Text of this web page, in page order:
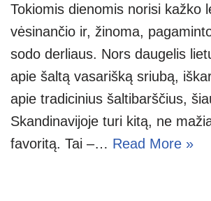
Tokiomis dienomis norisi kažko
vėsinančio ir, žinoma,
sodo derliaus. Nors daugelis
apie šaltą vasarišką sriubą,
apie tradicinius šaltibarščius,
Skandinavijoje turi kitą, ne
favoritą. Tai –… Read More »